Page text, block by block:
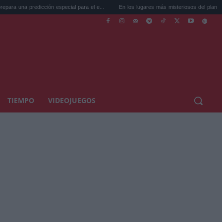
especial para el e... En los lugares más misteriosos del planeta: Stoneh...
TIEMPO VIDEOJUEGOS